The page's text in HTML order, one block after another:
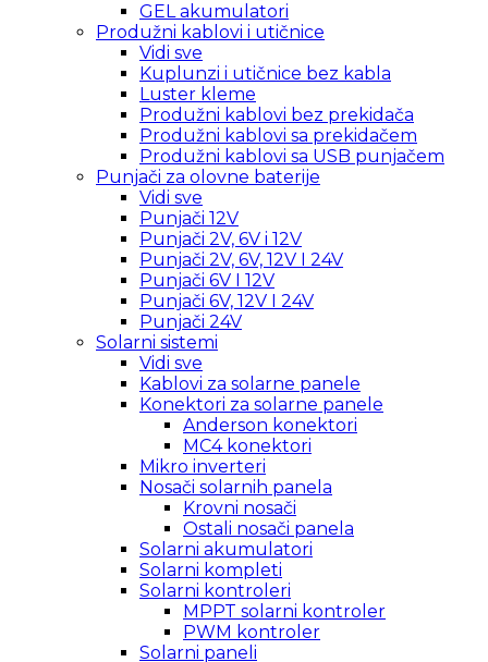
GEL akumulatori
Produžni kablovi i utičnice
Vidi sve
Kuplunzi i utičnice bez kabla
Luster kleme
Produžni kablovi bez prekidača
Produžni kablovi sa prekidačem
Produžni kablovi sa USB punjačem
Punjači za olovne baterije
Vidi sve
Punjači 12V
Punjači 2V, 6V i 12V
Punjači 2V, 6V, 12V I 24V
Punjači 6V I 12V
Punjači 6V, 12V I 24V
Punjači 24V
Solarni sistemi
Vidi sve
Kablovi za solarne panele
Konektori za solarne panele
Anderson konektori
MC4 konektori
Mikro inverteri
Nosači solarnih panela
Krovni nosači
Ostali nosači panela
Solarni akumulatori
Solarni kompleti
Solarni kontroleri
MPPT solarni kontroler
PWM kontroler
Solarni paneli